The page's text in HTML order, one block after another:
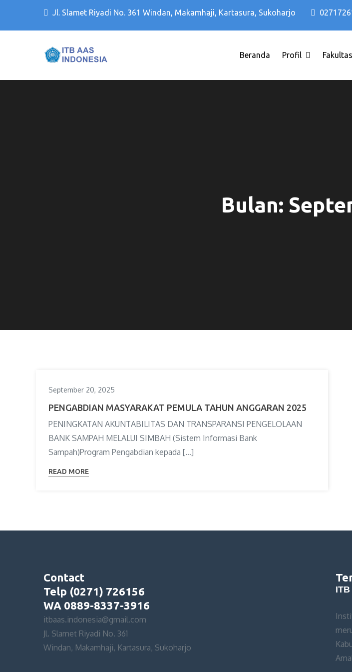
Jl. Slamet Riyadi No. 361 Windan, Makamhaji, Kartasura, Sukoharjo
Kampus PTS Solo Terbaik di Solo
Kampus PTS Solo Terbaik di Solo Raya ITB AAS INDONESIA
Beranda Profil Fakultas
Bulan:
September 20, 2025
PENGABDIAN MASYARAKAT PEMULA TAHUN ANGGARAN 2025
PENINGKATAN AKUNTABILITAS DAN TRANSPARANSI PENGELOLAAN
BANK SAMPAH MELALUI SIMBAH (Sistem Informasi Bank
Sampah)Program Pengabdian kepada […]
READ MORE
Contact
Telp (0271) 726156
WA 0889-8337-3916
itbaas.indonesia@gmail.com
Jl. Slamet Riyadi No. 361
Windan, Makamhaji, Kartasura, Sukoharjo